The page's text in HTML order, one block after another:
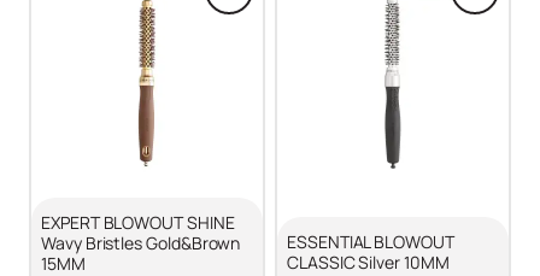
EXPERT BLOWOUT SHINE
Wavy Bristles Gold&Brown
15MM
ESSENTIAL BLOWOUT
CLASSIC Silver 10MM